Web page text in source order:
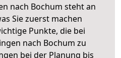
nach Bochum steht an
Sie zuerst machen
Punkte, die bei
nach Bochum zu
bei der Planung bis